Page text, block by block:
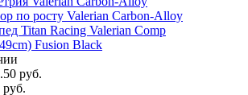
Titan Racing Valerian Comp
Fusion Black
руб.
руб.